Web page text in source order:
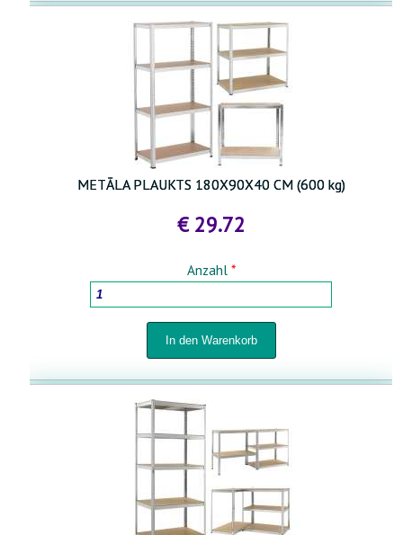
METĀLA PLAUKTS 180X90X40 CM (600 kg)
€ 29.72
Anzahl *